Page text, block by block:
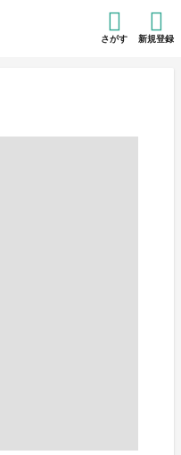
さがす 新規登録